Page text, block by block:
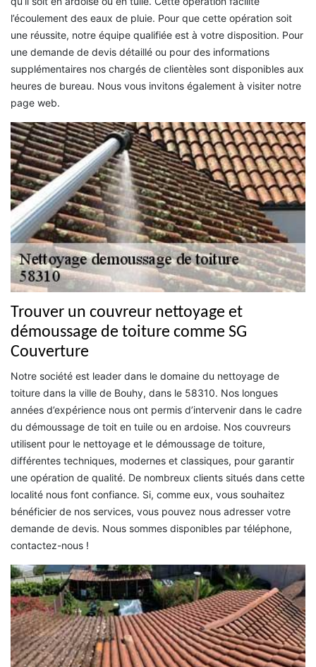
l’écoulement des eaux de pluie. Pour que cette opération soit
une réussite, notre équipe qualifiée est à votre disposition. Pour
une demande de devis détaillé ou pour des informations
supplémentaires nos chargés de clientèles sont disponibles aux
heures de bureau. Nous vous invitons également à visiter notre
page web.
Trouver un couvreur nettoyage et
démoussage de toiture comme SG
Couverture
Notre société est leader dans le domaine du nettoyage de
toiture dans la ville de Bouhy, dans le 58310. Nos longues
années d’expérience nous ont permis d’intervenir dans le cadre
du démoussage de toit en tuile ou en ardoise. Nos couvreurs
utilisent pour le nettoyage et le démoussage de toiture,
différentes techniques, modernes et classiques, pour garantir
une opération de qualité. De nombreux clients situés dans cette
localité nous font confiance. Si, comme eux, vous souhaitez
bénéficier de nos services, vous pouvez nous adresser votre
demande de devis. Nous sommes disponibles par téléphone,
contactez-nous !